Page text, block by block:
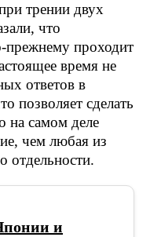
трении двух
что
прежнему проходит
время не
ответов в
позволяет сделать
на самом деле
чем любая из
отдельности.
и